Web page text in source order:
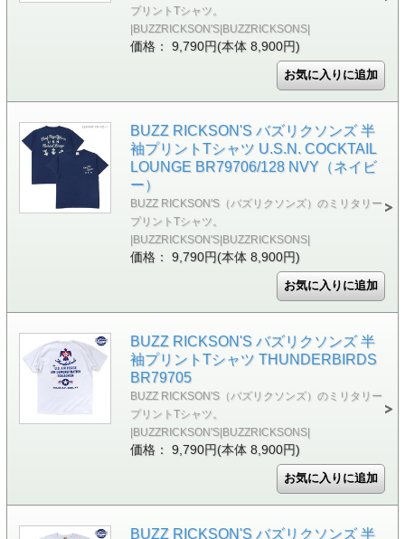
プリントTシャツ。
|BUZZRICKSON'S|BUZZRICKSONS|
価格： 9,790円(本体 8,900円)
BUZZ RICKSON'S バズリクソンズ 半
袖プリントTシャツ U.S.N. COCKTAIL
LOUNGE BR79706/128 NVY（ネイビ
ー）
BUZZ RICKSON'S（バズリクソンズ）のミリタリー
プリントTシャツ。
|BUZZRICKSON'S|BUZZRICKSONS|
価格： 9,790円(本体 8,900円)
BUZZ RICKSON'S バズリクソンズ 半
袖プリントTシャツ THUNDERBIRDS
BR79705
BUZZ RICKSON'S（バズリクソンズ）のミリタリー
プリントTシャツ。
|BUZZRICKSON'S|BUZZRICKSONS|
価格： 9,790円(本体 8,900円)
BUZZ RICKSON'S バズリクソンズ 半